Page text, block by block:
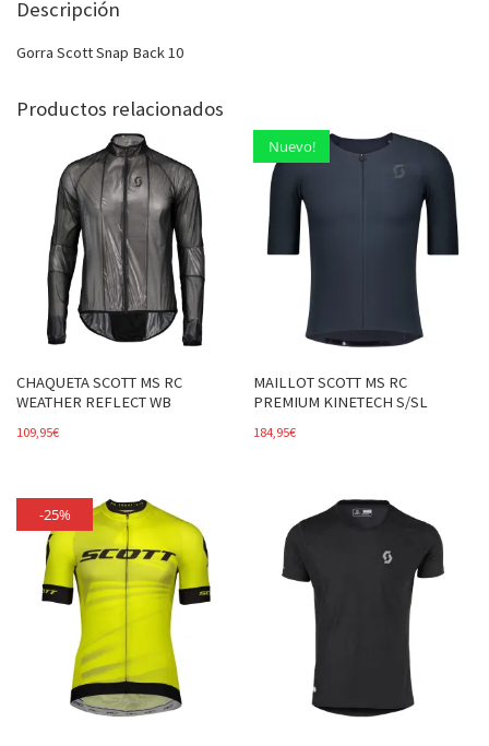
Descripción
Gorra Scott Snap Back 10
Productos relacionados
CHAQUETA SCOTT MS RC
WEATHER REFLECT WB
109,95€
Nuevo!
MAILLOT SCOTT MS RC
PREMIUM KINETECH S/SL
184,95€
-25%